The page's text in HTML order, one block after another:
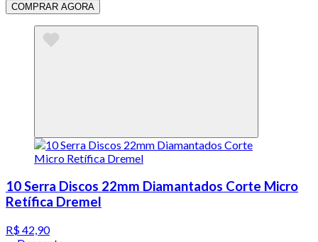
COMPRAR AGORA
10 Serra Discos 22mm Diamantados Corte Micro
Retífica Dremel
R$ 42,90